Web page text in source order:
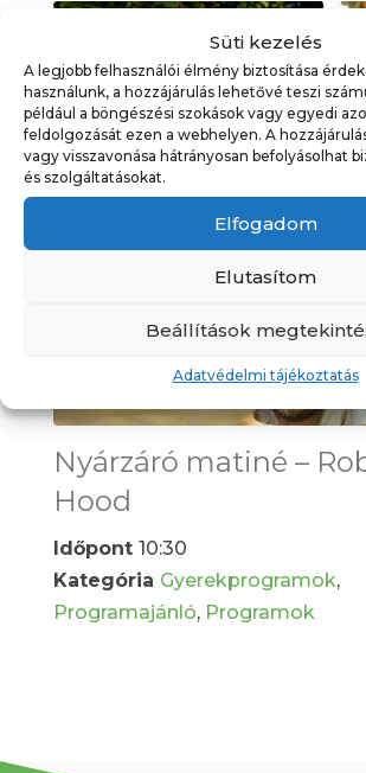
Süti kezelés
A legjobb felhasználói élmény biztosítása
használunk, a hozzájárulás lehetővé teszi
például a böngészési szokások vagy egyedi
feldolgozását ezen a webhelyen. A
vagy visszavonása hátrányosan befolyásolhat
és szolgáltatásokat.
Elfogadom
Elutasítom
Beállítások
Adatvédelmi tájékoztatás
augusztus
Nyárzáró matiné –
Hood
Időpont 10:30
Kategória Gyerekprogramok,
Programajánló, Programok